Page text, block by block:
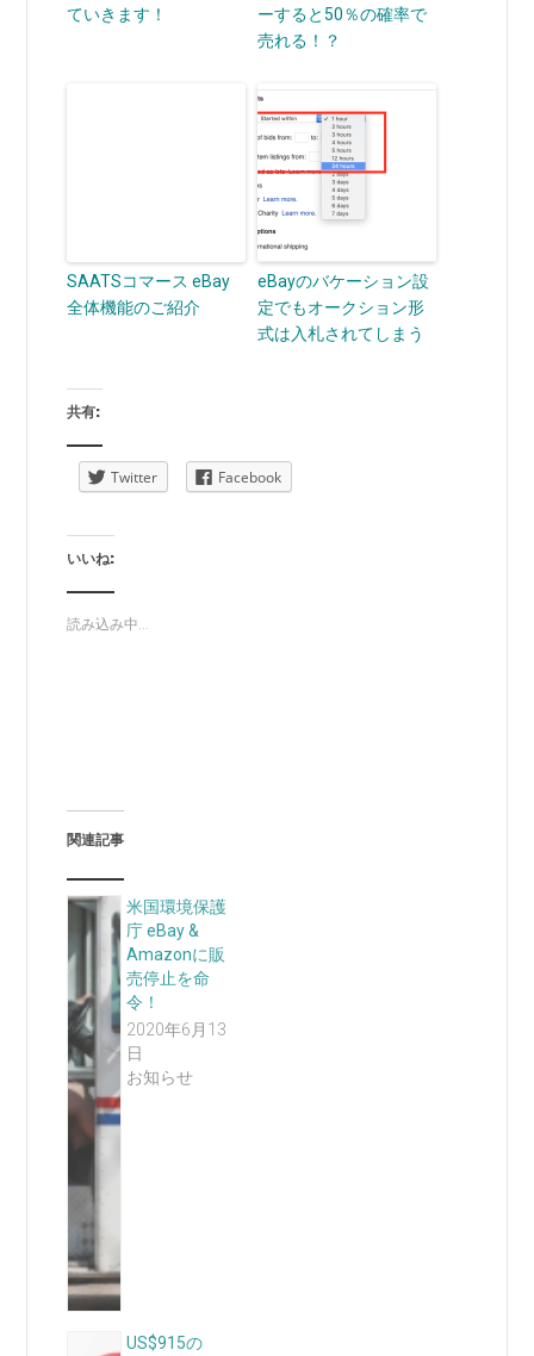
ていきます！
ーすると50％の確率で
売れる！？
SAATSコマース eBay
全体機能のご紹介
eBayのバケーション設
定でもオークション形
式は入札されてしまう
共有:
Twitter Facebook
いいね:
読み込み中...
関連記事
米国環境保護
庁 eBay &
Amazonに販
売停止を命
令！
2020年6月13
日
お知らせ
US$915の